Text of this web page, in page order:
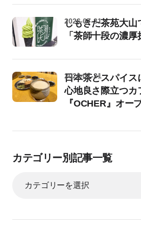
しもきた茶苑大山
「茶師十段の濃厚
2026-07-31
日本茶とスパイス
心地良さ際立つカ
『OCHER』オー
2026-07-31
カテゴリー別記事一覧